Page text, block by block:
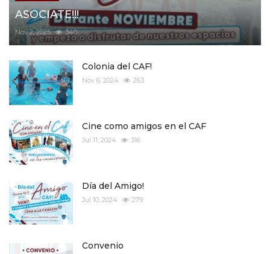
ASOCIATE!!!
Nov 2, 2025 340
Colonia del CAF!
Nov 6, 2024 263
Cine como amigos en el CAF
Jul 11, 2024 316
Día del Amigo!
Jul 10, 2024 279
Convenio